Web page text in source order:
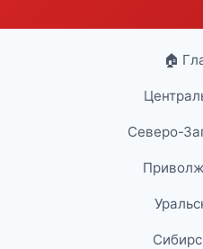
🏠
Северо-